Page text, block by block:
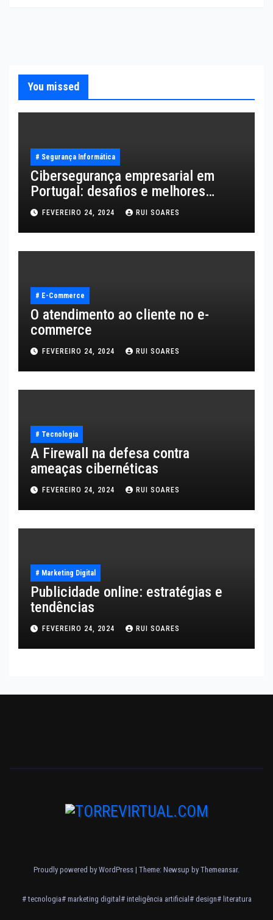
You missed
# Segurança Informática
Cibersegurança empresarial em
Portugal: desafios e melhores
práticas
FEVEREIRO 24, 2024 RUI SOARES
# E-Commerce
O atendimento ao cliente no e-
commerce
FEVEREIRO 24, 2024 RUI SOARES
# Tecnologia
A Firewall na defesa contra
ameaças cibernéticas
FEVEREIRO 24, 2024 RUI SOARES
# Marketing Digital
Publicidade online: estratégias e
tendências
FEVEREIRO 24, 2024 RUI SOARES
Proudly powered by WordPress | Theme: Newsup by Themeansar.
# tecnologia# marketing digital # inteligência artificial # design# literatura